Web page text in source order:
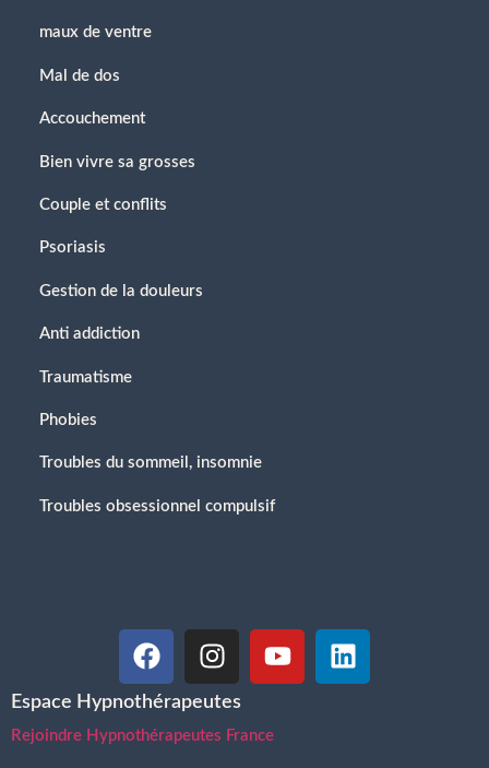
maux de ventre
Mal de dos
Accouchement
Bien vivre sa grosses
Couple et conflits
Psoriasis
Gestion de la douleurs
Anti addiction
Traumatisme
Phobies
Troubles du sommeil, insomnie
Troubles obsessionnel compulsif
Espace Hypnothérapeutes
Rejoindre Hypnothérapeutes France